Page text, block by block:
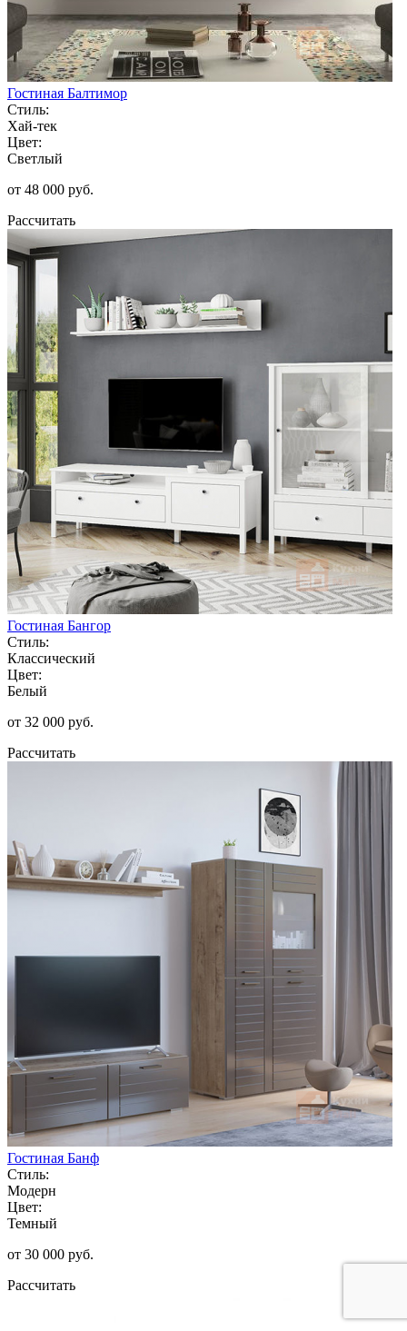
Гостиная Балтимор
Стиль:
Хай-тек
Цвет:
Светлый
от 48 000 руб.
Рассчитать
Гостиная Бангор
Стиль:
Классический
Цвет:
Белый
от 32 000 руб.
Рассчитать
Гостиная Банф
Стиль:
Модерн
Цвет:
Темный
от 30 000 руб.
Рассчитать